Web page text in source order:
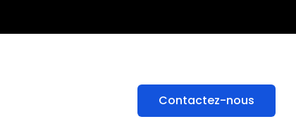
Contactez-nous